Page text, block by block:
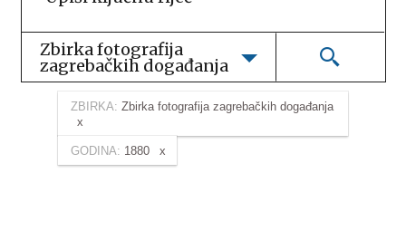
Zbirka fotografija
zagrebačkih događanja
ZBIRKA: Zbirka fotografija zagrebačkih događanja
GODINA: 1880